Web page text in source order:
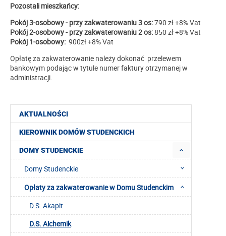
AKTUALNOŚCI
KIEROWNIK DOMÓW STUDENCKICH
DOMY STUDENCKIE
Domy Studenckie
Opłaty za zakwaterowanie w Domu Studenckim
D.S. Akapit
D.S. Alchemik
Pozostali mieszkańcy:
Pokój 3-osobowy - przy zakwaterowaniu 3 os:790 zł +8% Vat
Pokój 2-osobowy - przy zakwaterowaniu 2 os:850 zł +8% Vat
Pokój 1-osobowy: 900zł +8% Vat
Opłatę za zakwaterowanie należy dokonać przelewem
bankowym podając w tytule numer faktury otrzymanej w
administracji.